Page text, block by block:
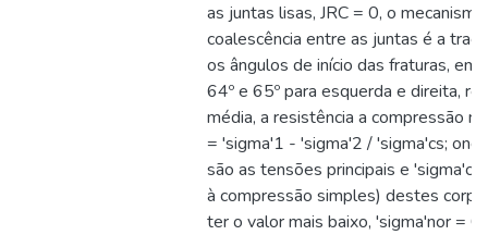
as juntas lisas, JRC = 0, o
coalescência entre as juntas é a
os ângulos de início das fraturas, em
64º e 65º para esquerda e direita,
média, a resistência a compressão
= 'sigma'1 - 'sigma'2 / 'sigma'cs;
são as tensões principais e
à compressão simples) destes
ter o valor mais baixo, 'sigma'nor =